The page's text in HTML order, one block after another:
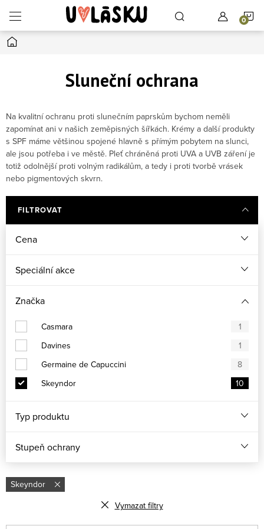
Domů
Sluneční ochrana
Na kvalitní ochranu proti slunečním paprskům bychom neměli
zapomínat ani v našich zeměpisných šířkách. Krémy a další produkty
s SPF máme většinou spojené hlavně s přímým pobytem na slunci,
ale jsou potřeba i ve městě. Pleť chráněná proti UVA a UVB záření je
totiž odolnější proti volným radikálům, a tedy i proti tvorbě vrásek
nebo pigmentových skvrn.
FILTROVAT
Cena
Speciální akce
Značka
Casmara
1
Davines
1
Germaine de Capuccini
8
Skeyndor
10
Typ produktu
Stupeň ochrany
Skeyndor
Vymazat filtry